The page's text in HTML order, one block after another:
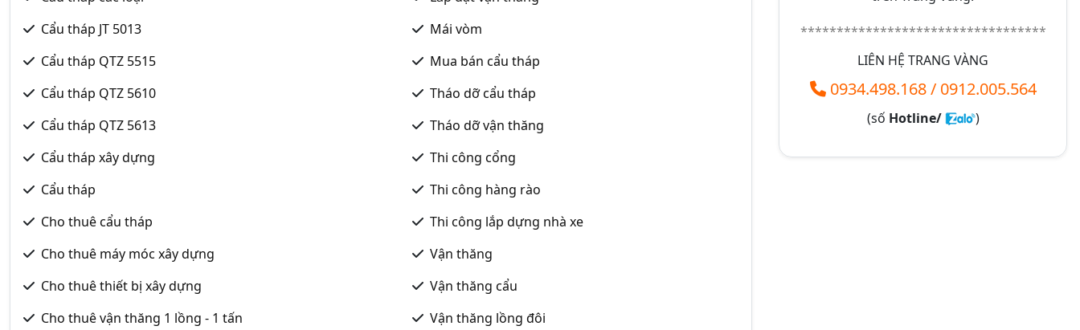
Cẩu tháp JT 5013
Cẩu tháp QTZ 5515
Cẩu tháp QTZ 5610
Cẩu tháp QTZ 5613
Cẩu tháp xây dựng
Cẩu tháp
Cho thuê cẩu tháp
Cho thuê máy móc xây dựng
Cho thuê thiết bị xây dựng
Cho thuê vận thăng 1 lồng - 1 tấn
Mái vòm
Mua bán cẩu tháp
Tháo dỡ cẩu tháp
Tháo dỡ vận thăng
Thi công cổng
Thi công hàng rào
Thi công lắp dựng nhà xe
Vận thăng
Vận thăng cẩu
Vận thăng lồng đôi
**********************************
LIÊN HỆ TRANG VÀNG
0934.498.168/ 0912.005.564
(số Hotline/ )